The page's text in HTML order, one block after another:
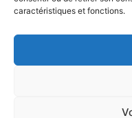
caractéristiques et fonctions.